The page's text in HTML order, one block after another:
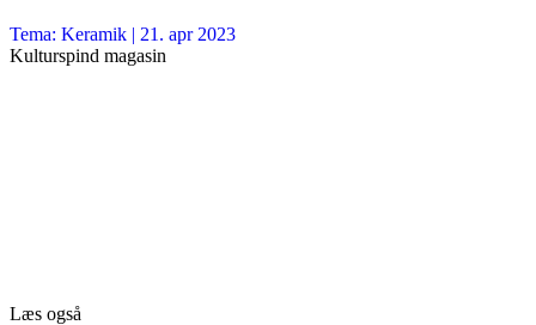
Tema: Keramik | 21. apr 2023
Kulturspind magasin
Læs også